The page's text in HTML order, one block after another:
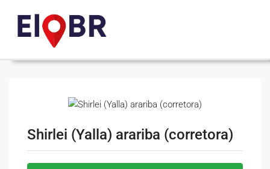
Shirlei (Yalla) arariba (corretora)